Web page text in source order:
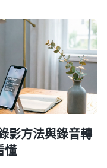
影方法與錄音轉
懂